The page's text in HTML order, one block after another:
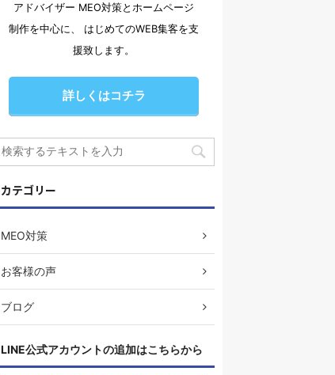
アドバイザー MEO対策とホームページ
制作を中心に、 はじめてのWEB集客を支
援致します。
詳しくはコチラ
カテゴリー
MEO対策
お客様の声
ブログ
LINE公式アカウントの追加はこちらから